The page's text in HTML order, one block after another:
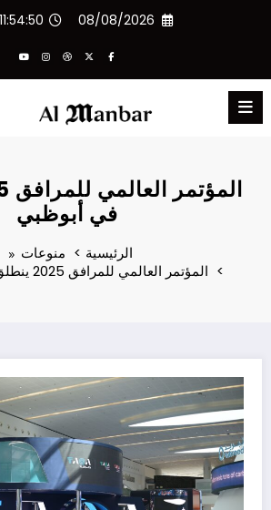
08/08/2026
11:54:50 AM
في أبوظبي
الرئيسية
منوعات
المؤتمر العالمي للمرافق 2025 ينطلق في أبوظبي